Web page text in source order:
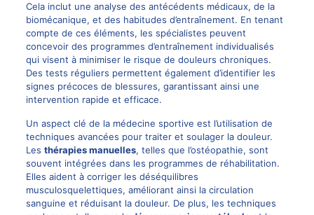
Cela inclut une analyse des antécédents médicaux, de la
biomécanique, et des habitudes d’entraînement. En tenant
compte de ces éléments, les spécialistes peuvent
concevoir des programmes d’entraînement individualisés
qui visent à minimiser le risque de douleurs chroniques.
Des tests réguliers permettent également d’identifier les
signes précoces de blessures, garantissant ainsi une
intervention rapide et efficace.
Un aspect clé de la médecine sportive est l’utilisation de
techniques avancées pour traiter et soulager la douleur.
Les thérapies manuelles, telles que l’ostéopathie, sont
souvent intégrées dans les programmes de réhabilitation.
Elles aident à corriger les déséquilibres
musculosquelettiques, améliorant ainsi la circulation
sanguine et réduisant la douleur. De plus, les techniques